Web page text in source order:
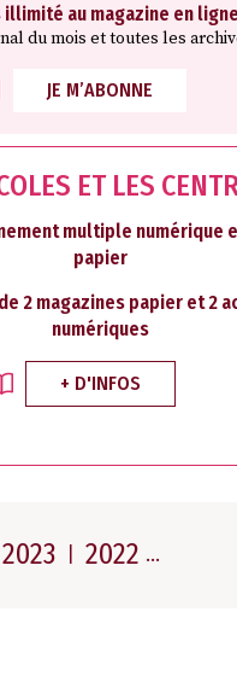
illimité au magazine en
du mois et toutes les
JE M’ABONNE
ET LES
multiple numérique
papier
2 magazines papier et 2
numériques
+ D'INFOS
2023 2022